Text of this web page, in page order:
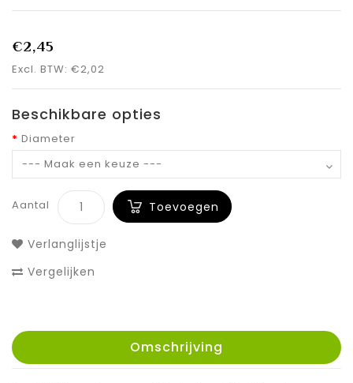
€2,45
Excl. BTW: €2,02
Beschikbare opties
Diameter
Aantal Toevoegen
Verlanglijstje
Vergelijken
Omschrijving